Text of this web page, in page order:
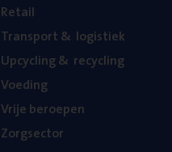
Retail
Trans­port& logistiek
Upcy­cling& recycling
Voe­ding
Vrije beroe­pen
Zorg­sec­tor